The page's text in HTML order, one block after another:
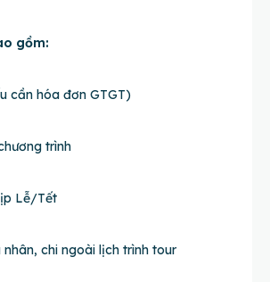
gồm:
cần hóa đơn GTGT)
trình
Lễ/Tết
nhân, chi ngoài lịch trình tour